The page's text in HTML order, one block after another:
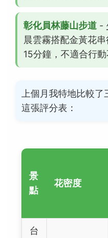
彰化員林藤山步道 -
晨雲霧搭配金黃花
15分鐘，不適合行
上個月我特地比較了
這張評分表：
景
點
花密度
台